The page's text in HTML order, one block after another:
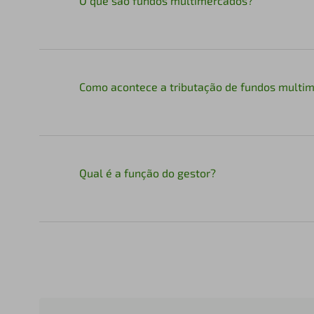
Como acontece a tributação de fundos
Qual é a função do gestor?